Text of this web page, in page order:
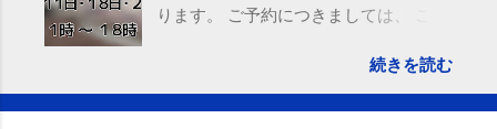
ります。 ご予約につきましては、 こち
れないことがありますので、ご予約、
お問い合わせはSMS（ショートメッセ
続きを読む